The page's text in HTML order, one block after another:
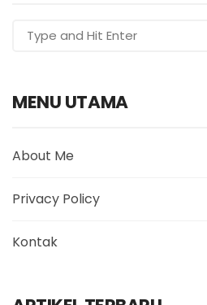
MENU UTAMA
About Me
Privacy Policy
Kontak